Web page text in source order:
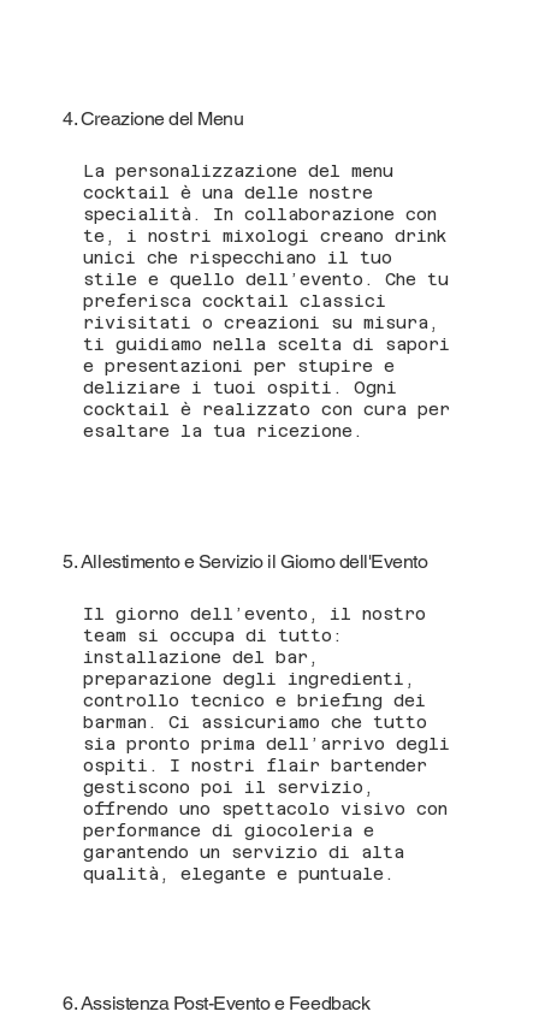
4. Creazione del Menu
La personalizzazione del menu
cocktail è una delle nostre
specialità. In collaborazione con
te, i nostri mixologi creano drink
unici che rispecchiano il tuo
stile e quello dell’evento. Che tu
preferisca cocktail classici
rivisitati o creazioni su misura,
ti guidiamo nella scelta di sapori
e presentazioni per stupire e
deliziare i tuoi ospiti. Ogni
cocktail è realizzato con cura per
esaltare la tua ricezione.
5. Allestimento e Servizio il Giorno dell'Evento
Il giorno dell’evento, il nostro
team si occupa di tutto:
installazione del bar,
preparazione degli ingredienti,
controllo tecnico e briefing dei
barman. Ci assicuriamo che tutto
sia pronto prima dell’arrivo degli
ospiti. I nostri flair bartender
gestiscono poi il servizio,
offrendo uno spettacolo visivo con
performance di giocoleria e
garantendo un servizio di alta
qualità, elegante e puntuale.
6. Assistenza Post-Evento e Feedback